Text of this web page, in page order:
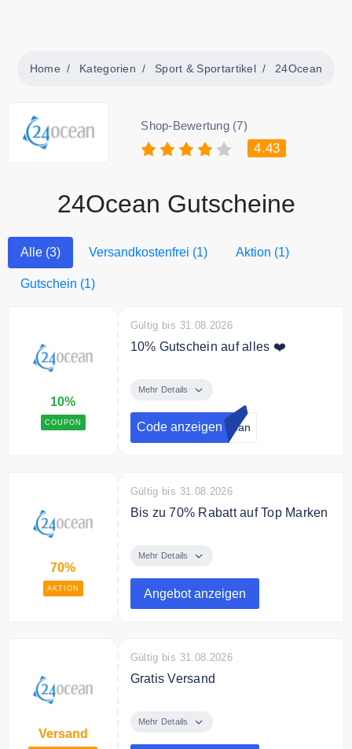
Home Kategorien Sport & Sportartikel 24Ocean
Shop-Bewertung (7)
4.43
24Ocean Gutscheine
Alle (3) Versandkostenfrei (1) Aktion (1)
Gutschein (1)
10%
COUPON
Gültig bis 31.08.2026
10% Gutschein auf alles ❤️
Newsletter an und erhalte einen
10% Gutschein auf Deine
Bestellung.
Mehr Details
Code anzeigen cean
70%
AKTION
Gültig bis 31.08.2026
Bis zu 70% Rabatt auf Top Marken
im Sale bei 24Ocean
Mehr Details
Angebot anzeigen
Versand
Gültig bis 31.08.2026
Gratis Versand
bei 24Ocean für alle Lieferungen
Mehr Details